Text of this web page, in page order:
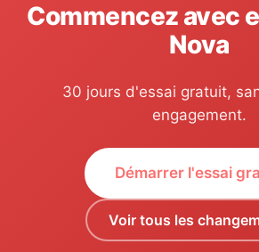
Commencez avec
Nova
30 jours d'essai gratuit,
engagement.
Démarrer l'essai
Voir tous les